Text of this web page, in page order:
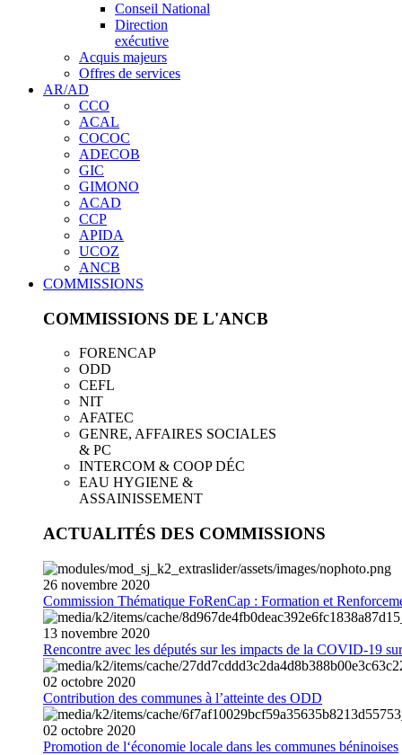
Conseil National
Direction
exécutive
Acquis majeurs
Offres de services
AR/AD
CCO
ACAL
COCOC
ADECOB
GIC
GIMONO
ACAD
CCP
APIDA
UCOZ
ANCB
COMMISSIONS
COMMISSIONS DE L'ANCB
FORENCAP
ODD
CEFL
NIT
AFATEC
GENRE, AFFAIRES SOCIALES
& PC
INTERCOM & COOP DÉC
EAU HYGIENE &
ASSAINISSEMENT
ACTUALITÉS DES COMMISSIONS
26 novembre 2020
Commission Thématique FoRenCap : Formation et
13 novembre 2020
Rencontre avec les députés sur les impacts de la COVID-19
02 octobre 2020
Contribution des communes à l’atteinte des ODD
02 octobre 2020
Promotion de l‘économie locale dans les communes béninoises